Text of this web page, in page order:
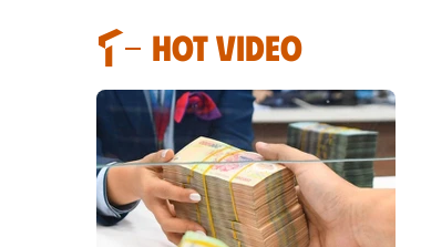
HOT VIDEO